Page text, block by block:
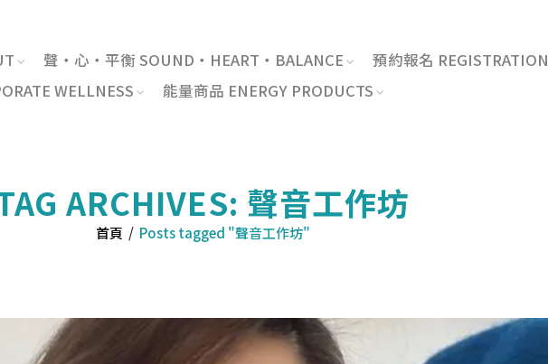
聲・心・平衡 SOUND・HEART・BALANCE
預約報名 REGISTRATION
WELLNESS
能量商品 ENERGY PRODUCTS
ARCHIVES: 聲音工作坊
首頁 / Posts tagged "聲音工作坊"